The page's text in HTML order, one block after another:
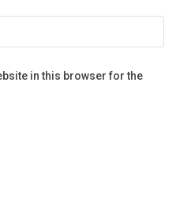
in this browser for the